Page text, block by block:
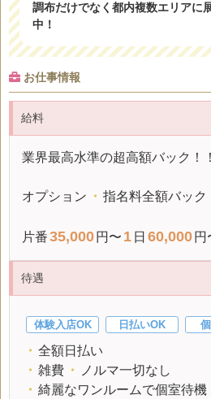
調布だけでなく都内複数エリアに
中！
お仕事情報
給料
業界最高水準の超高額バック！！
オプション ・ 指名料全額バック
片番35,000 円〜 1 日 60,000 円
待遇
体験入店OK 日払いOK
・ 全額日払い
・ 雑費 ・
ノルマ一切なし
・ 綺麗なワンルームで個室待機